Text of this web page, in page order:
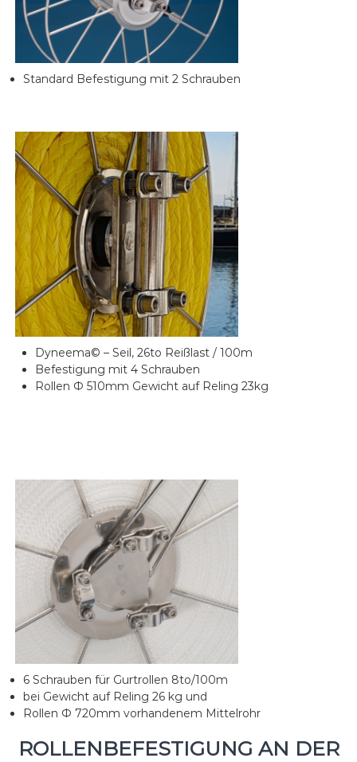
Standard Befestigung mit 2 Schrauben
Dyneema© – Seil, 26to Reißlast / 100m
Befestigung mit 4 Schrauben
Rollen Ф 510mm Gewicht auf Reling 23kg
6 Schrauben für Gurtrollen 8to/100m
bei Gewicht auf Reling 26 kg und
Rollen Ф 720mm vorhandenem Mittelrohr
ROLLENBEFESTIGUNG AN DER